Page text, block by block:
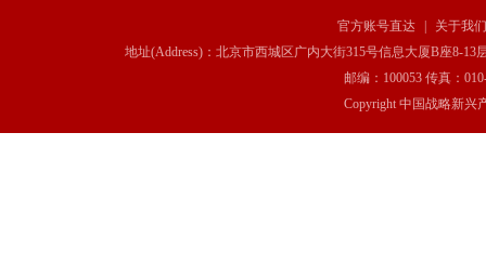
官方账号直达
关于我们
地址(Address)：北京市西城区广内大街315号信息大厦B座8-13
邮编：100053 传真：
Copyright 中国战略新兴